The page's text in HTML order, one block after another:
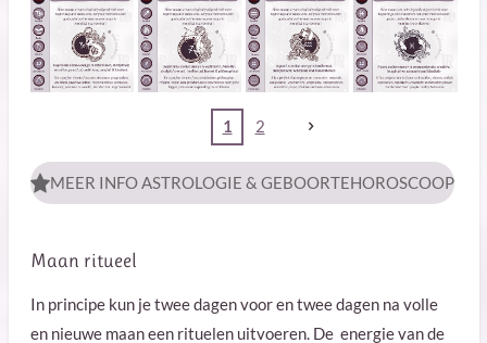
1 2
MEER INFO ASTROLOGIE & GEBOORTEHOROSCOOP
Maan ritueel
In principe kun je twee dagen voor en twee dagen na volle
en nieuwe maan een rituelen uitvoeren. De energie van de